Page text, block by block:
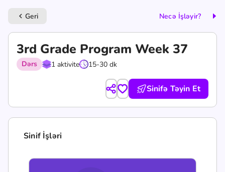
keyboard_arrow_left Geri Necə İşləyir?
3rd Grade Program Week 37
Dərs 1 aktivite 15-30 dk
Sinifə Təyin Et
Sinif İşləri